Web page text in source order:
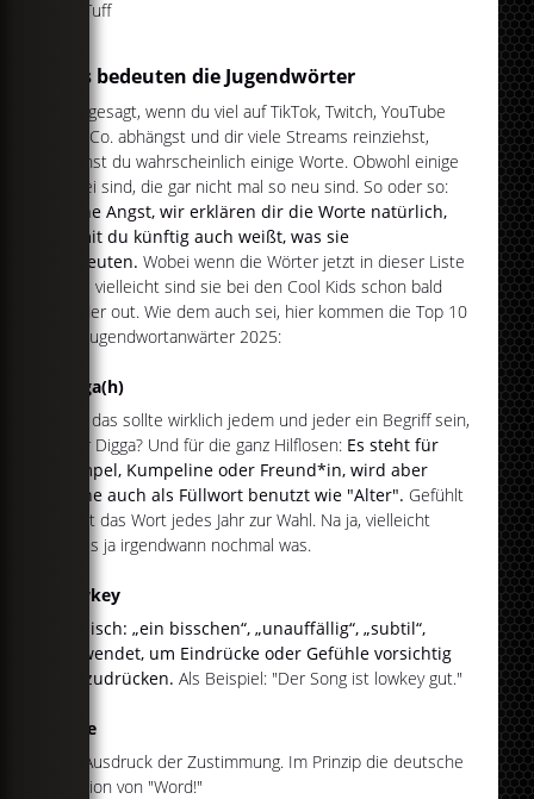
Tuff
Das bedeuten die Jugendwörter
Wie gesagt, wenn du viel auf TikTok, Twitch, YouTube
und Co. abhängst und dir viele Streams reinziehst,
kennst du wahrscheinlich einige Worte. Obwohl einige
dabei sind, die gar nicht mal so neu sind. So oder so:
Keine Angst, wir erklären dir die Worte natürlich,
damit du künftig auch weißt, was sie
bedeuten. Wobei wenn die Wörter jetzt in dieser Liste
sind, vielleicht sind sie bei den Cool Kids schon bald
wieder out. Wie dem auch sei, hier kommen die Top 10
der Jugendwortanwärter 2025:
Digga(h)
Gut, das sollte wirklich jedem und jeder ein Begriff sein,
oder Digga? Und für die ganz Hilflosen: Es steht für
Kumpel, Kumpeline oder Freund*in, wird aber
gerne auch als Füllwort benutzt wie "Alter". Gefühlt
steht das Wort jedes Jahr zur Wahl. Na ja, vielleicht
wird's ja irgendwann nochmal was.
Lowkey
Englisch: „ein bisschen“, „unauffällig“, „subtil“,
verwendet, um Eindrücke oder Gefühle vorsichtig
auszudrücken.Als Beispiel: "Der Song ist lowkey gut."
Rede
Ein Ausdruck der Zustimmung. Im Prinzip die deutsche
Version von "Word!"